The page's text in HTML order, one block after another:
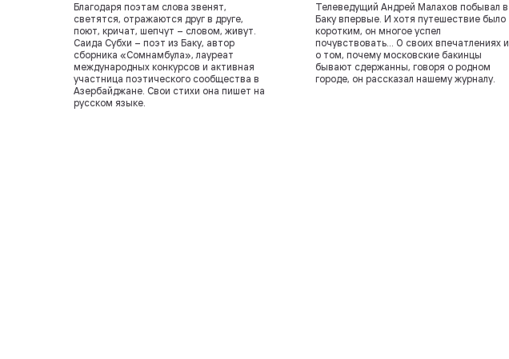
Благодаря поэтам слова звенят,
светятся, отражаются друг в друге,
поют, кричат, шепчут – словом, живут.
Саида Субхи – поэт из Баку, автор
сборника «Сомнамбула», лауреат
международных конкурсов и активная
участница поэтического сообщества в
Азербайджане. Свои стихи она пишет на
русском языке.
Телеведущий Андрей Малахов побывал в
Баку впервые. И хотя путешествие было
коротким, он многое успел
почувствовать… О своих впечатлениях и
о том, почему московские бакинцы
бывают сдержанны, говоря о родном
городе, он рассказал нашему журналу.